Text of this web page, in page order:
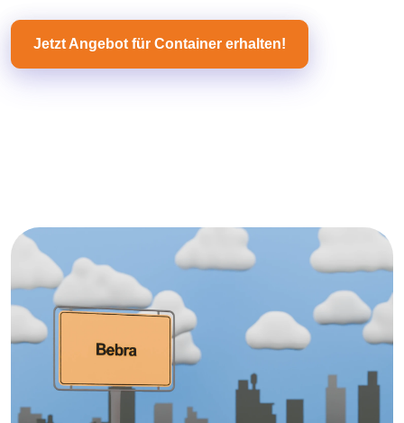
Jetzt Angebot für Container erhalten!